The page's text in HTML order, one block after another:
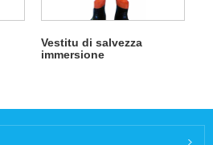
Vestitu di salvezza
immersione